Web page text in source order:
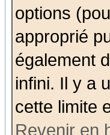
options
approprié
également
infini. Il y a
cette limite
Revenir en